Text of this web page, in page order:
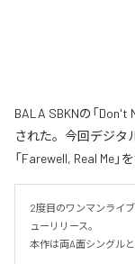
BALA SBKNの「Don't
された。今回デジタ
「Farewell, Real Me」
2度目のワンマンライ
ューリリース。
本作は両A面シングル